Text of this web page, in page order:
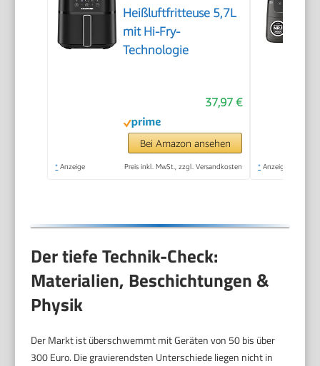
Heißluftfritteuse 5,7L
mit Hi-Fry-
Technologie
37,97 €
Bei Amazon ansehen
* Anzeige Preis inkl. MwSt., zzgl. Versandkosten * Anzeige
Der tiefe Technik-Check:
Materialien, Beschichtungen &
Physik
Der Markt ist überschwemmt mit Geräten von 50 bis über
300 Euro. Die gravierendsten Unterschiede liegen nicht in